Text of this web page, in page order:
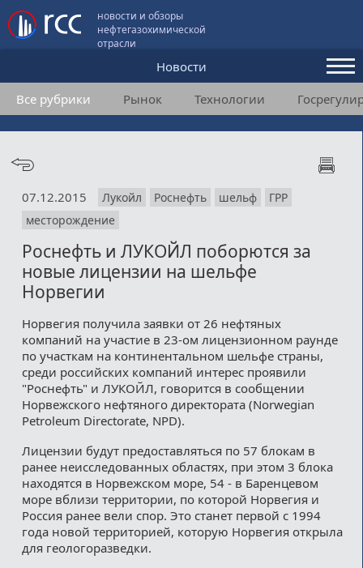
новости и обзоры
нефтегазохимической
отрасли
Новости
Аналитика и мнения
Конференции
Подписка
Пользовательское соглашение
Контакты
Все рубрики Рынок Технологии
07.12.2015 Лукойл Роснефть шельф
ГРР
месторождение
Роснефть и ЛУКОЙЛ поборются за
новые лицензии на шельфе
Норвегии
Норвегия получила заявки от 26 нефтяных
компаний на участие в 23-ом лицензионном раунде
по участкам на континентальном шельфе страны,
среди российских компаний интерес проявили
"Роснефть" и ЛУКОЙЛ, говорится в сообщении
Норвежского нефтяного директората (Norwegian
Petroleum Directorate, NPD).
Лицензии будут предоставляться по 57 блокам в
ранее неисследованных областях, при этом 3 блока
находятся в Норвежском море, 54 - в Баренцевом
море вблизи территории, по которой Норвегия и
Россия ранее вели спор. Это станет первой с 1994
года новой территорией, которую Норвегия открыла
для геологоразведки.